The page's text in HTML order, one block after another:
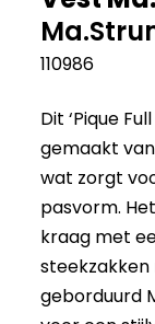
110986
Dit ‘Pique
gemaakt
wat zorgt
pasvorm.
kraag met
geborduurd